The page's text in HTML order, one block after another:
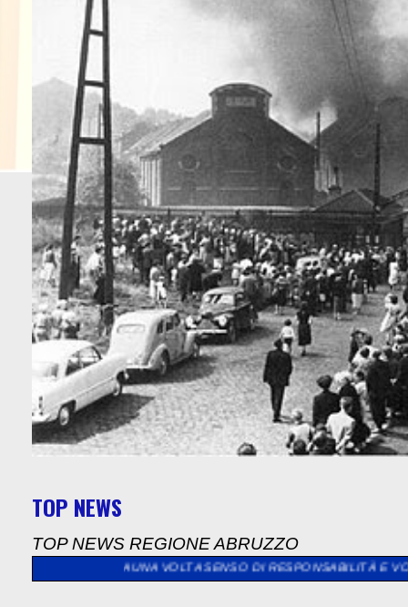
TOP NEWS
TOP NEWS REGIONE ABRUZZO
UNA VOLTA SENSO DI RESPONSABILITÀ E VOLONTÀ DI